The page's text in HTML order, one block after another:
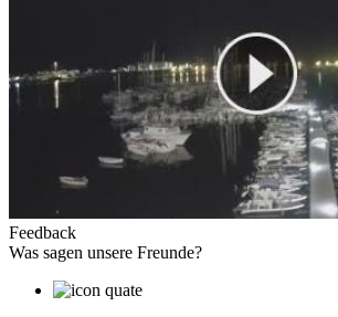
Feedback
Was sagen unsere Freunde?